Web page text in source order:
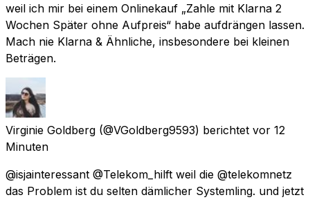
weil ich mir bei einem Onlinekauf „Zahle mit Klarna 2
Wochen Später ohne Aufpreis“ habe aufdrängen lassen.
Mach nie Klarna & Ähnliche, insbesondere bei kleinen
Beträgen.
Virginie Goldberg (@VGoldberg9593) berichtet vor 12
Minuten
@isjainteressant @Telekom_hilft weil die @telekomnetz
das Problem ist du selten dämlicher Systemling. und jetzt